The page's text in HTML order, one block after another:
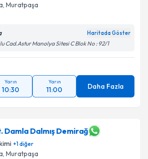
, Muratpaşa
Haritada Göster
Cad.Astur Manolya Sitesi C Blok No : 92/1
Yarın
10:30
Yarın
11:00 Daha Fazla
Damla Dalmış Demirağ
+1diğer
, Muratpaşa